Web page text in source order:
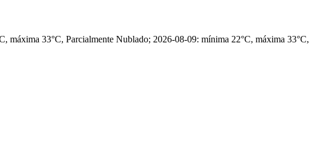
máxima 33°C, Parcialmente Nublado; 2026-08-09: mínima 22°C, máxima 33°C,